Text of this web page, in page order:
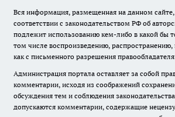
Вся информация, размещенная на данном сайте,
соответствии с законодательством РФ об
подлежит использованию кем-либо в какой бы
том числе воспроизведению, распространению,
как с письменного разрешения
Администрация портала оставляет за собой
комментарии, исходя из соображений
обсуждения тем и соблюдения
допускаются комментарии, содержащие